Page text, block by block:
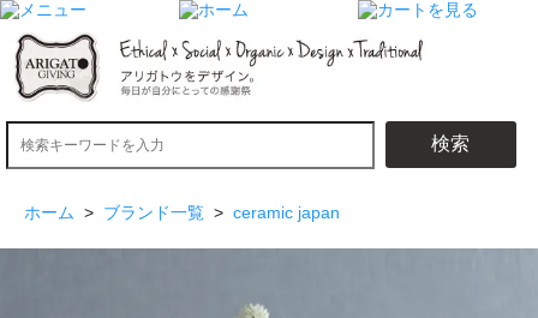
検索
ホーム > ブランド一覧 > ceramic japan